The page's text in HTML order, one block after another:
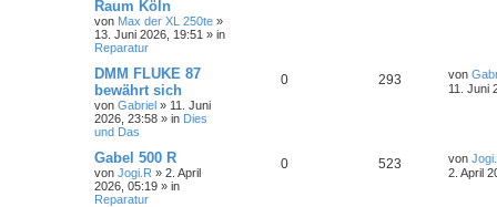
Raum Köln
von Max der XL 250te »
13. Juni 2026, 19:51 » in
Reparatur
DMM FLUKE 87
bewährt sich
von Gabriel » 11. Juni
2026, 23:58 » in Dies
und Das
0 293 von
11. Juni
Gabel 500 R
von Jogi.R » 2. April
2026, 05:19 » in
Reparatur
0 523 von
2. April